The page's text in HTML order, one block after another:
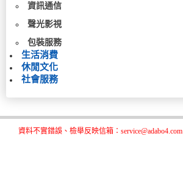
資訊通信
聲光影視
包裝服務
生活消費
休閒文化
社會服務
資料不實錯誤、檢舉反映信箱：service@adabo4.com